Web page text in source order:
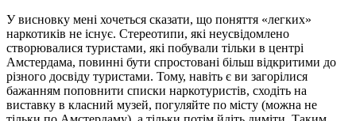
У висновку мені хочеться сказати, що поняття «легких»
наркотиків не існує. Стереотипи, які неусвідомлено
створювалися туристами, які побували тільки в центрі
Амстердама, повинні бути спростовані більш відкритими до
різного досвіду туристами. Тому, навіть є ви загорілися
бажанням поповнити списки наркотуристів, сходіть на
виставку в класний музей, погуляйте по місту (можна не